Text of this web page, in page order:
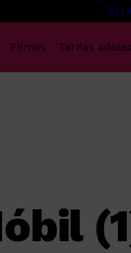
931
Filmin Tarifas